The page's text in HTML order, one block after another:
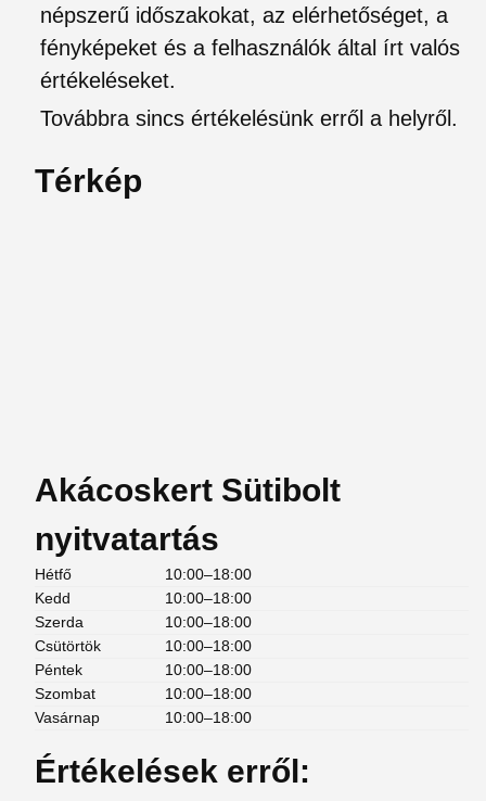
népszerű időszakokat, az elérhetőséget, a
fényképeket és a felhasználók által írt valós
értékeléseket.
Továbbra sincs értékelésünk erről a helyről.
Térkép
Akácoskert Sütibolt
nyitvatartás
Hétfő
10:00–18:00
Kedd
10:00–18:00
Szerda
10:00–18:00
Csütörtök
10:00–18:00
Péntek
10:00–18:00
Szombat
10:00–18:00
Vasárnap
10:00–18:00
Értékelések erről: